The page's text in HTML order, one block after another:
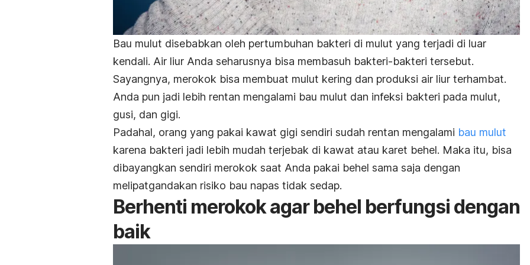
Bau mulut disebabkan oleh pertumbuhan bakteri di mulut yang terjadi di luar
kendali. Air liur Anda seharusnya bisa membasuh bakteri-bakteri tersebut.
Sayangnya, merokok bisa membuat mulut kering dan produksi air liur terhambat.
Anda pun jadi lebih rentan mengalami bau mulut dan infeksi bakteri pada mulut,
gusi, dan gigi.
Padahal, orang yang pakai kawat gigi sendiri sudah rentan mengalami bau mulut
karena bakteri jadi lebih mudah terjebak di kawat atau karet behel. Maka itu, bisa
dibayangkan sendiri merokok saat Anda pakai behel sama saja dengan
melipatgandakan risiko bau napas tidak sedap.
Berhenti merokok agar behel berfungsi dengan
baik